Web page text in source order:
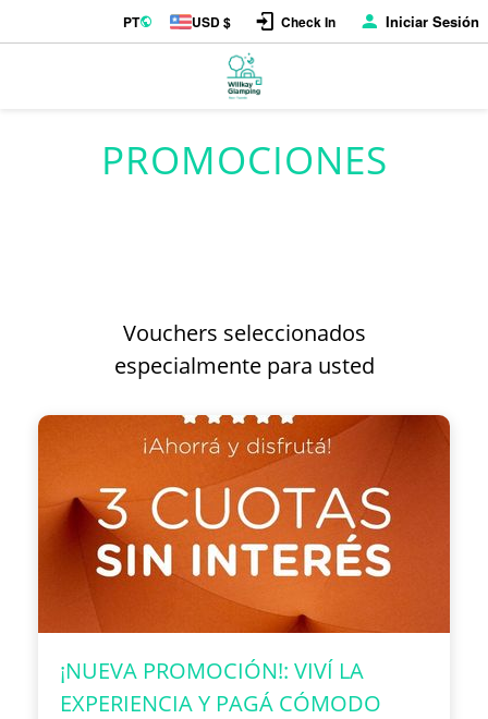
PT USD $ Check In Iniciar Sesión
PROMOCIONES
Vouchers seleccionados
especialmente para usted
¡NUEVA PROMOCIÓN!: VIVÍ LA
EXPERIENCIA Y PAGÁ CÓMODO